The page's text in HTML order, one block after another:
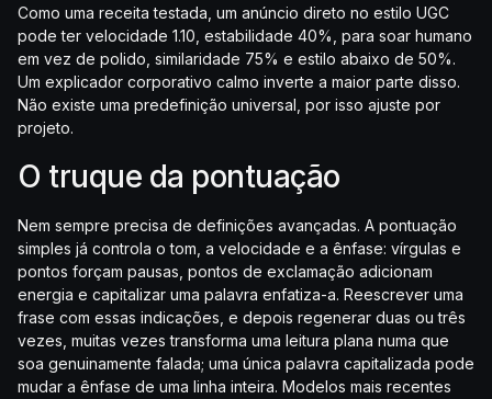
Como uma receita testada, um anúncio direto no estilo UGC
pode ter velocidade 1.10, estabilidade 40%, para soar humano
em vez de polido, similaridade 75% e estilo abaixo de 50%.
Um explicador corporativo calmo inverte a maior parte disso.
Não existe uma predefinição universal, por isso ajuste por
projeto.
O truque da pontuação
Nem sempre precisa de definições avançadas. A pontuação
simples já controla o tom, a velocidade e a ênfase: vírgulas e
pontos forçam pausas, pontos de exclamação adicionam
energia e capitalizar uma palavra enfatiza-a. Reescrever uma
frase com essas indicações, e depois regenerar duas ou três
vezes, muitas vezes transforma uma leitura plana numa que
soa genuinamente falada; uma única palavra capitalizada pode
mudar a ênfase de uma linha inteira. Modelos mais recentes